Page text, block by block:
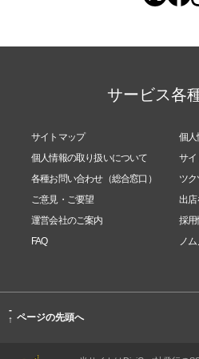
サービス各
サイトマップ
個人
個人情報の取り扱いについて
サイ
各種お問い合わせ（総合窓口）
ツ
ご意見・ご要望
出店
運営会社のご案内
採用
FAQ
ノ
-
↑ ページの先頭へ